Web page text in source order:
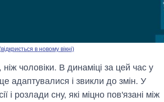
в новому вікні)
ніж чоловіки. В динаміці за цей час у
адаптувалися і звикли до змін. У
і розлади сну, які міцно пов'язані між
бюджет
Міністерства
оборони за 13
років війни з